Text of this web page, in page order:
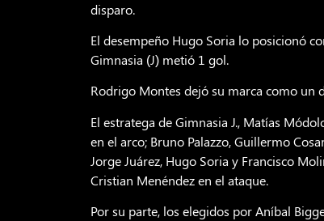
disparo.
El desempeño Hugo Soria lo posicionó
Gimnasia (J) metió 1 gol.
Rodrigo Montes dejó su marca como un
El estratega de Gimnasia J., Matías
en el arco; Bruno Palazzo, Guillermo
Jorge Juárez, Hugo Soria y Francisco
Cristian Menéndez en el ataque.
Por su parte, los elegidos por Aníbal